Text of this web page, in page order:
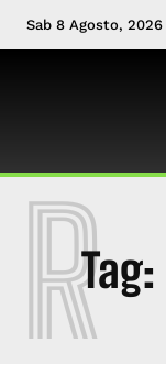
Sab 8 Agosto, 2026
Tag:
R